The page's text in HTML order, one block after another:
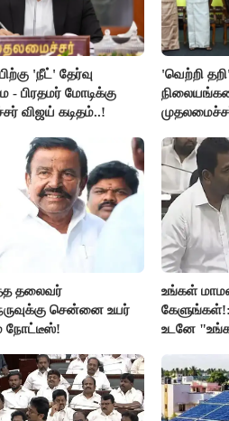
'நீட்' தேர்வு
பிரதமர் மோடிக்கு
விஜய் கடிதம்..!
'வெற்றி
தலைவர்
சென்னை உயர்
நோட்டீஸ்!
உங்கள்
கேளுங்கள்!:
உடனே
பதிலடி!